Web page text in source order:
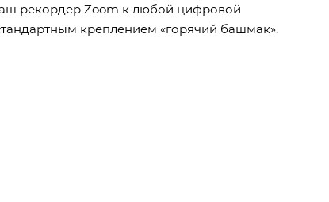
рекордер Zoom к любой цифровой
креплением «горячий башмак».